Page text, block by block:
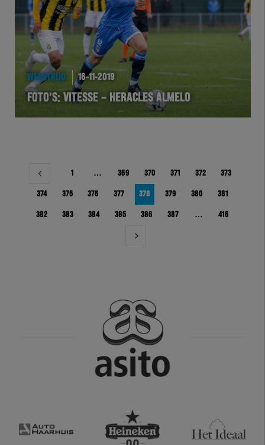
WEDSTRIJD 16-11-2019
FOTO’S: VITESSE – HERACLES ALMELO
Berichtnavigatie
1 … 369 370 371 372 373
374 375 376 377 378 379 380 381
382 383 384 385 386 387 … 416